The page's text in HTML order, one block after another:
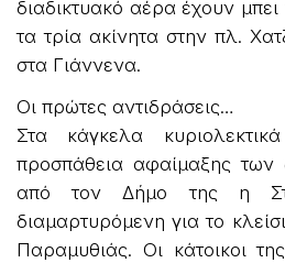
διαδικτυακό αέρα έχουν
τα τρία ακίνητα στην πλ.
στα Γιάννενα.
Οι πρώτες αντιδράσεις…
Στα κάγκελα
προσπάθεια αφαίμαξης των
από τον Δήμο της η
διαμαρτυρόμενη για το
Παραμυθιάς. Οι κάτοικοι